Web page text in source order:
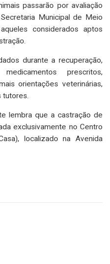
passarão por avaliação
Municipal de Meio
considerados aptos
durante a recuperação,
prescritos,
orientações veterinárias,
tutores.
lembra que a castração de
exclusivamente no Centro
localizado na Avenida